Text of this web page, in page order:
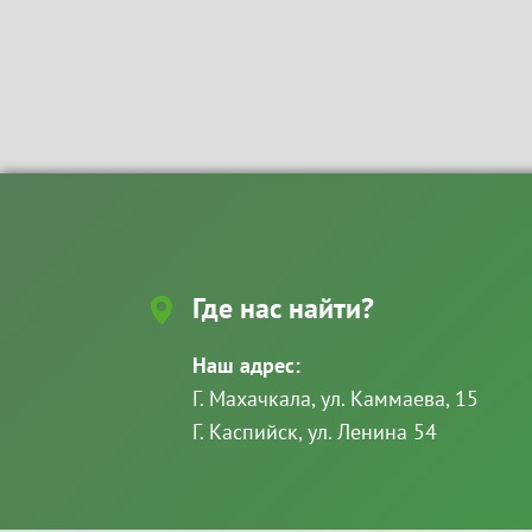
Где нас найти?
Наш адрес:
Г. Махачкала, ул. Каммаева, 15
Г. Каспийск, ул. Ленина 54